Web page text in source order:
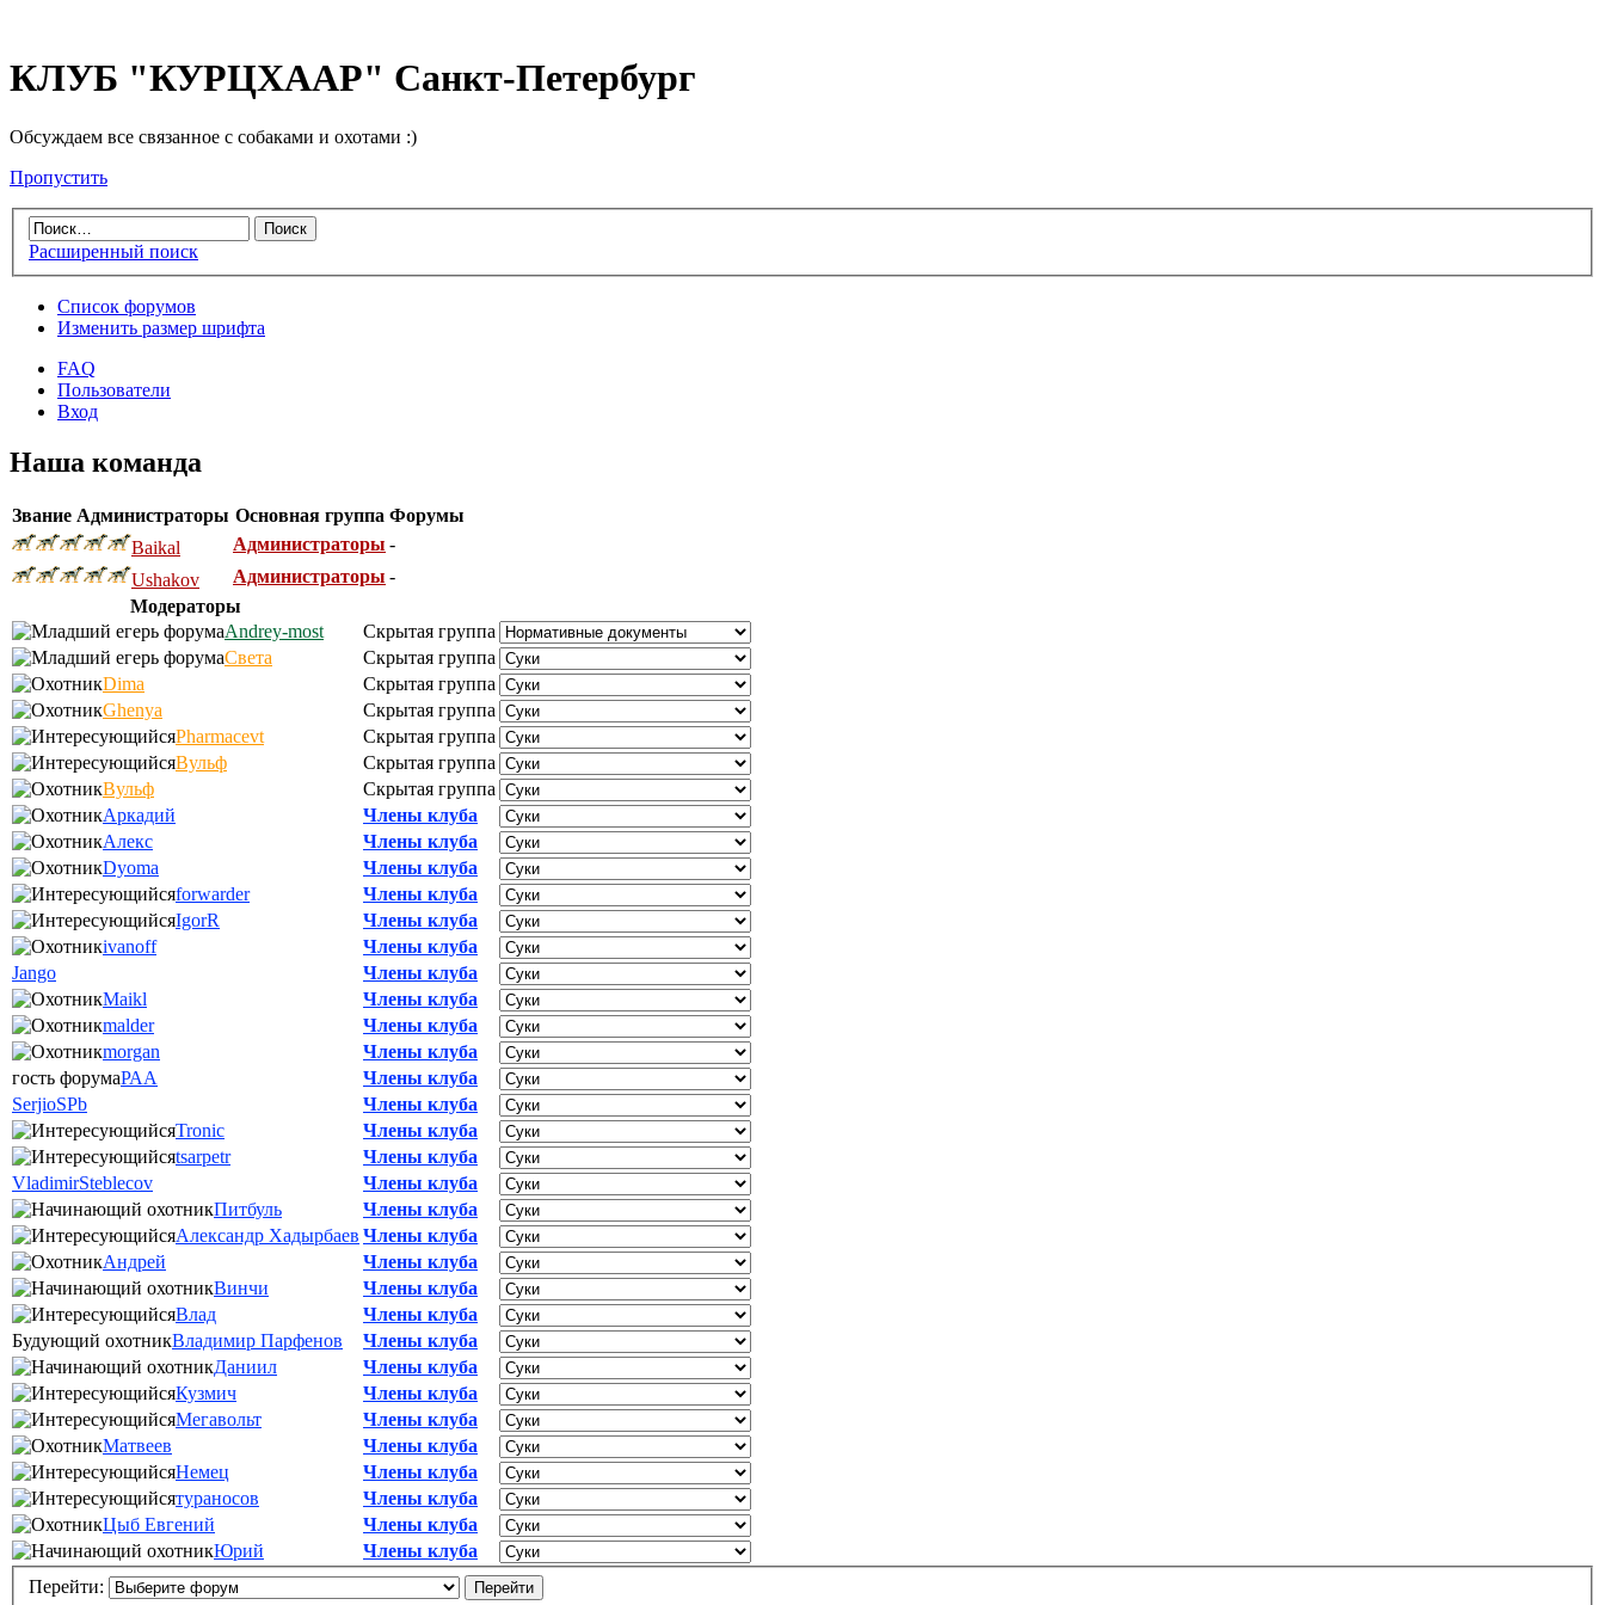
КЛУБ "КУРЦХААР" Санкт-Петербург
Обсуждаем все связанное с собаками и охотами :)
Пропустить
Расширенный поиск
Список форумов
Изменить размер шрифта
FAQ
Пользователи
Вход
Наша команда
Звание Администраторы Основная группа Форумы
Baikal
Администраторы -
Ushakov
Администраторы -
Модераторы
Andrey-most
Скрытая группа
Света
Скрытая группа
Dima
Скрытая группа
Ghenya
Скрытая группа
Pharmacevt
Скрытая группа
Вульф
Скрытая группа
Вульф
Скрытая группа
Аркадий
Члены клуба
Алекс
Члены клуба
Dyoma
Члены клуба
forwarder
Члены клуба
IgorR
Члены клуба
ivanoff
Члены клуба
Jango
Члены клуба
Maikl
Члены клуба
malder
Члены клуба
morgan
Члены клуба
гость форумаРАА
Члены клуба
SerjioSPb
Члены клуба
Tronic
Члены клуба
tsarpetr
Члены клуба
VladimirSteblecov
Члены клуба
Питбуль
Члены клуба
Александр Хадырбаев Члены клуба
Андрей
Члены клуба
Винчи
Члены клуба
Влад
Члены клуба
Будующий охотникВладимир Парфенов
Члены клуба
Даниил
Члены клуба
Кузмич
Члены клуба
Мегавольт
Члены клуба
Матвеев
Члены клуба
Немец
Члены клуба
тураносов
Члены клуба
Цыб Евгений
Члены клуба
Юрий
Члены клуба
Перейти: